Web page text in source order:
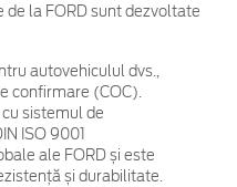
la FORD sunt dezvoltate
autovehiculul dvs.,
confirmare (COC).
sistemul de
ISO 9001
ale FORD și este
și durabilitate.